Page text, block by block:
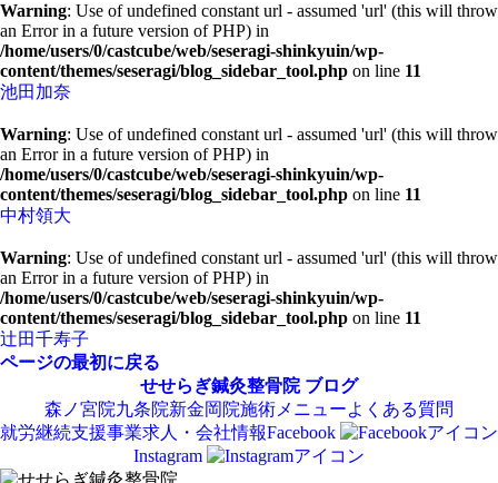
Warning: Use of undefined constant url - assumed 'url' (this will throw
an Error in a future version of PHP) in
/home/users/0/castcube/web/seseragi-shinkyuin/wp-
content/themes/seseragi/blog_sidebar_tool.php on line 11
池田加奈
Warning: Use of undefined constant url - assumed 'url' (this will throw
an Error in a future version of PHP) in
/home/users/0/castcube/web/seseragi-shinkyuin/wp-
content/themes/seseragi/blog_sidebar_tool.php on line 11
中村領大
Warning: Use of undefined constant url - assumed 'url' (this will throw
an Error in a future version of PHP) in
/home/users/0/castcube/web/seseragi-shinkyuin/wp-
content/themes/seseragi/blog_sidebar_tool.php on line 11
辻田千寿子
ページの最初に戻る
せせらぎ鍼灸整骨院 ブログ
森ノ宮院九条院新金岡院施術メニューよくある質問
就労継続支援事業求人・会社情報Facebook
Instagram